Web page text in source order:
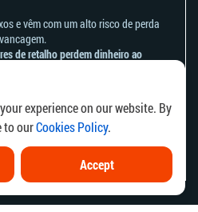
experience on our website. By
to ourCookies Policy.
Accept
e vêm com um alto risco de perda
de retalho perdem dinheiro ao
funcionam os CFDs e se tem
de perder o seu dinheiro.
e Reconhecimento de Riscos .
a residentes de países ou
ou utilização destas informações seja
aos regulamentos locais.